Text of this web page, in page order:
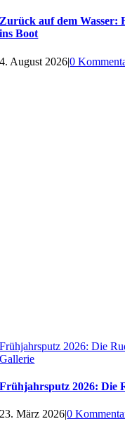
Zurück auf dem Wasser:
ins Boot
4. August 2026|0
Frühjahrsputz 2026: Die
Gallerie
Frühjahrsputz 2026: Die
23. März 2026|0